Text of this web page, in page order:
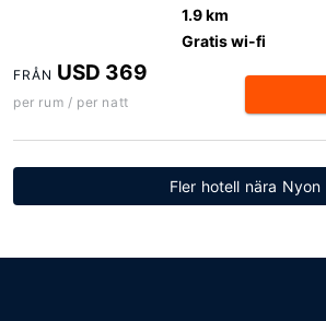
1.9 km
Gratis wi-fi
FRÅN USD 369
per rum / per natt
Fler hotell nära Nyon